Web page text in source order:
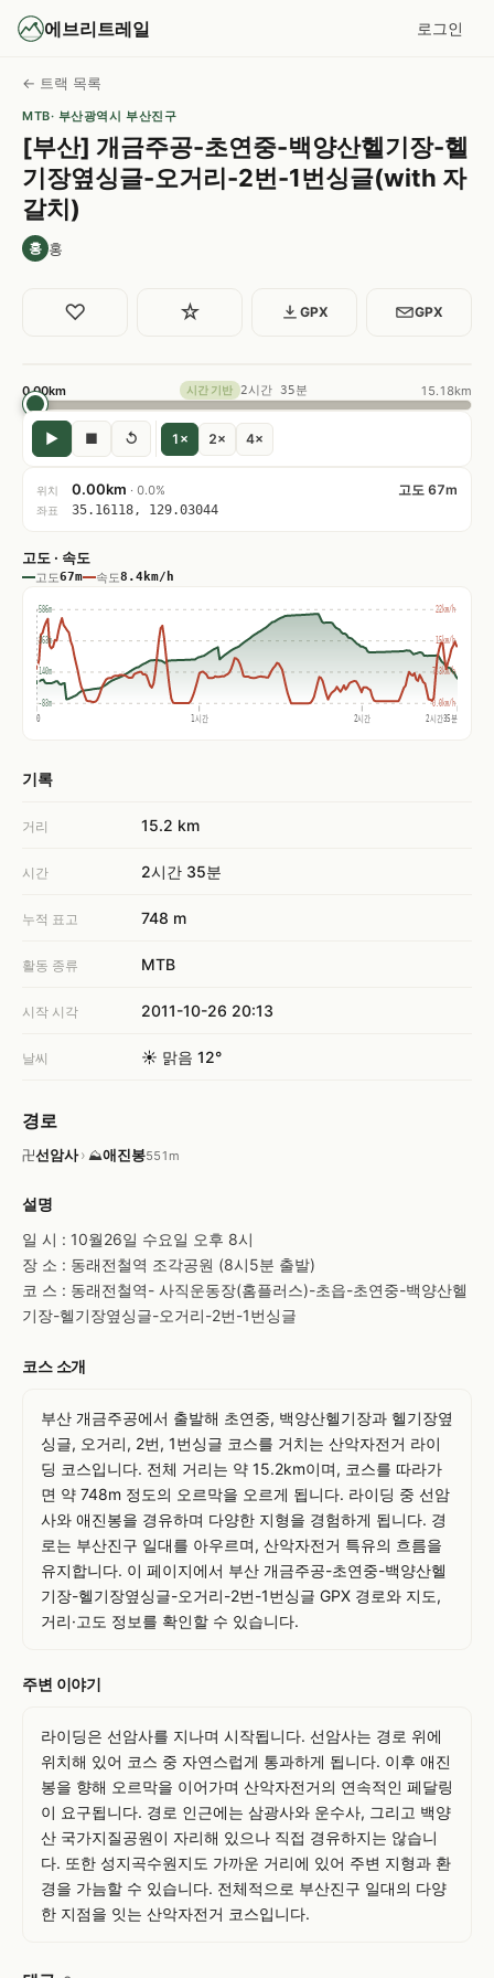
에브리트레일 로그인
← 트랙 목록
MTB· 부산광역시 부산진구
[부산] 개금주공-초연중-백양산헬기장-헬
기장옆싱글-오거리-2번-1번싱글(with 자
갈치)
홍 홍
♡ ☆ GPX GPX
0.00km 시간 기반 2시간 35분 15.18km
▶ ■ ↺ 1× 2× 4×
위치 0.00km · 0.0% 고도 67m
좌표 35.16118, 129.03044
고도 · 속도
고도67m 속도8.4km/h
0 1시간 2시간 2시간35분
586m
363m
140m
-83m
22km/h
15km/h
7.3km/h
0.0km/h
기록
거리 15.2 km
시간 2시간 35분
누적 표고 748 m
활동 종류 MTB
시작 시각 2011-10-26 20:13
날씨 ☀️ 맑음 12°
경로
卍선암사› ⛰애진봉551m
설명
일 시 : 10월26일 수요일 오후 8시
장 소 : 동래전철역 조각공원 (8시5분 출발)
코 스 : 동래전철역- 사직운동장(홈플러스)-초읍-초연중-백양산헬
기장-헬기장옆싱글-오거리-2번-1번싱글
코스 소개
부산 개금주공에서 출발해 초연중, 백양산헬기장과 헬기장옆
싱글, 오거리, 2번, 1번싱글 코스를 거치는 산악자전거 라이
딩 코스입니다. 전체 거리는 약 15.2km이며, 코스를 따라가
면 약 748m 정도의 오르막을 오르게 됩니다. 라이딩 중 선암
사와 애진봉을 경유하며 다양한 지형을 경험하게 됩니다. 경
로는 부산진구 일대를 아우르며, 산악자전거 특유의 흐름을
유지합니다. 이 페이지에서 부산 개금주공-초연중-백양산헬
기장-헬기장옆싱글-오거리-2번-1번싱글 GPX 경로와 지도,
거리·고도 정보를 확인할 수 있습니다.
주변 이야기
라이딩은 선암사를 지나며 시작됩니다. 선암사는 경로 위에
위치해 있어 코스 중 자연스럽게 통과하게 됩니다. 이후 애진
봉을 향해 오르막을 이어가며 산악자전거의 연속적인 페달링
이 요구됩니다. 경로 인근에는 삼광사와 운수사, 그리고 백양
산 국가지질공원이 자리해 있으나 직접 경유하지는 않습니
다. 또한 성지곡수원지도 가까운 거리에 있어 주변 지형과 환
경을 가늠할 수 있습니다. 전체적으로 부산진구 일대의 다양
한 지점을 잇는 산악자전거 코스입니다.